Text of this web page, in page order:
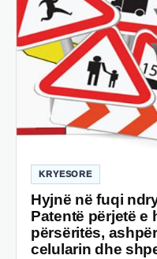
KRYESORE
Hyjnë në fuqi
Patentë përjetë e
përsëritës,
celularin dhe